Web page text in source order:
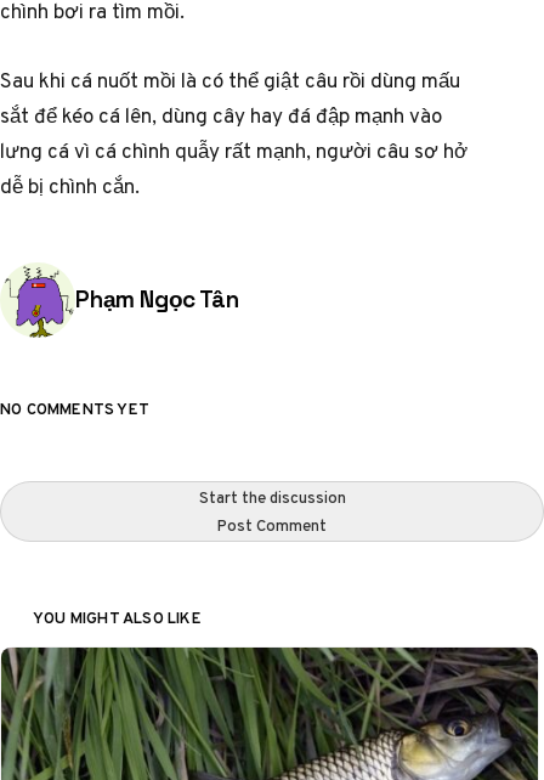
chình bơi ra tìm mồi.
Sau khi cá nuốt mồi là có thể giật câu rồi dùng mấu
sắt để kéo cá lên, dùng cây hay đá đập mạnh vào
lưng cá vì cá chình quẫy rất mạnh, người câu sơ hở
dễ bị chình cắn.
Posted by
Phạm Ngọc Tân
NO COMMENTS YET
Start the discussion
Post Comment
YOU MIGHT ALSO LIKE